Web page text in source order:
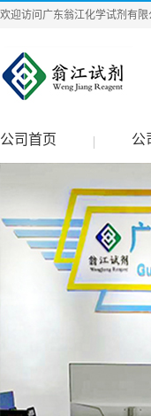
欢迎访问广东翁江化学试剂有限
公司首页 公